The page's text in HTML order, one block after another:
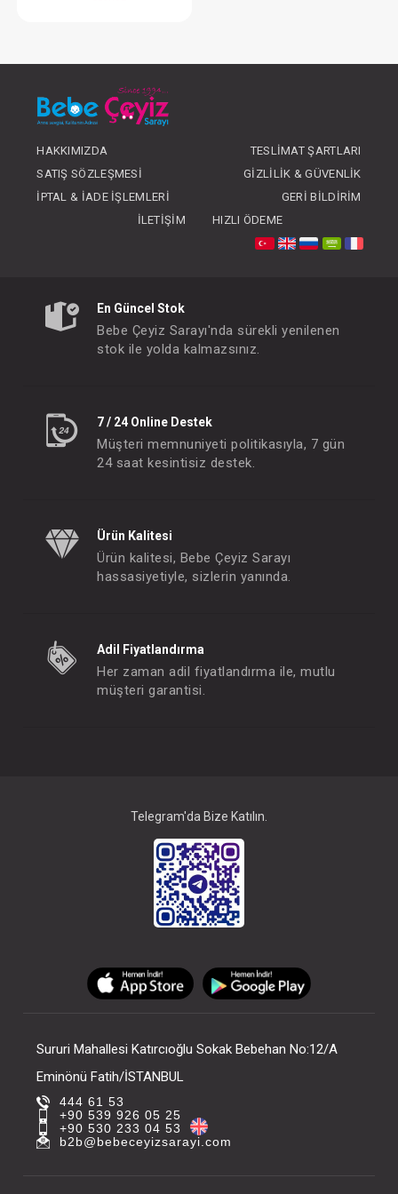
OLUNUZ
HAKKIMIZDA
TESLIMAT ŞARTLARI
SATIŞ SÖZLEŞMESI
GIZLILIK & GÜVENLIK
İPTAL & İADE İŞLEMLERI
GERI BILDIRIM
İLETIŞIM
HIZLI ÖDEME
En Güncel Stok
Bebe Çeyiz Sarayı'nda sürekli yenilenen
stok ile yolda kalmazsınız.
7 / 24 Online Destek
Müşteri memnuniyeti politikasıyla, 7 gün
24 saat kesintisiz destek.
Ürün Kalitesi
Ürün kalitesi, Bebe Çeyiz Sarayı
hassasiyetiyle, sizlerin yanında.
Adil Fiyatlandırma
Her zaman adil fiyatlandırma ile, mutlu
müşteri garantisi.
Telegram'da Bize Katılın.
Sururi Mahallesi Katırcıoğlu Sokak Bebehan No:12/A
Eminönü Fatih/İSTANBUL
444 61 53
+90 539 926 05 25
+90 530 233 04 53
b2b@bebeceyizsarayi.com